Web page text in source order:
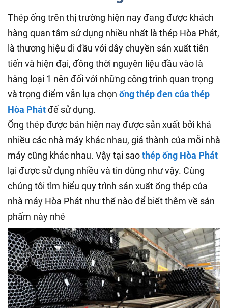
Thép ống trên thị trường hiện nay đang được khách
hàng quan tâm sử dụng nhiều nhất là thép Hòa Phát,
là thương hiệu đi đầu với dây chuyền sản xuất tiên
tiến và hiện đại, đồng thời nguyên liệu đầu vào là
hàng loại 1 nên đối với những công trình quan trọng
và trọng điểm vẫn lựa chọn ống thép đen của thép
Hòa Phátđể sử dụng.
Ống thép được bán hiện nay được sản xuất bởi khá
nhiều các nhà máy khác nhau, giá thành của mỗi nhà
máy cũng khác nhau. Vậy tại saothép ống Hòa Phát
lại được sử dụng nhiều và tin dùng như vậy. Cùng
chúng tôi tìm hiểu quy trình sản xuất ống thép của
nhà máy Hòa Phát như thế nào để biết thêm về sản
phẩm này nhé